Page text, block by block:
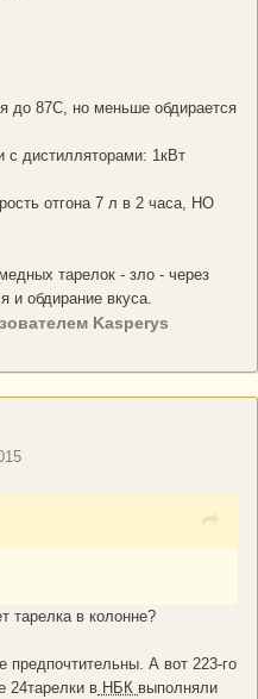
до 87С, но меньше обдирается
с дистилляторами: 1кВт
отгона 7 л в 2 часа, НО
тарелок - зло - через
и обдирание вкуса.
Kasperys
тарелка в колонне?
А вот 223-го
24тарелки в НБК выполняли